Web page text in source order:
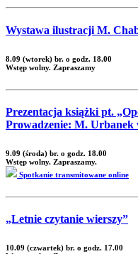
Wystawa ilustracji M.
8.09 (wtorek) br. o godz. 18.00
Wstęp wolny. Zapraszamy
Prezentacja książki pt.
Prowadzenie: M. Urbanek
9.09 (środa) br. o godz. 18.00
Wstęp wolny. Zapraszamy.
Spotkanie transmitowane online
„Letnie czytanie wierszy”
10.09 (czwartek) br. o godz. 17.00